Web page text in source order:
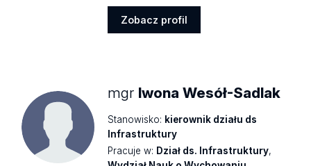
Zobacz profil
mgr Iwona Wesół-Sadlak
Stanowisko: kierownik działu ds
Infrastruktury
Pracuje w: Dział ds. Infrastruktury,